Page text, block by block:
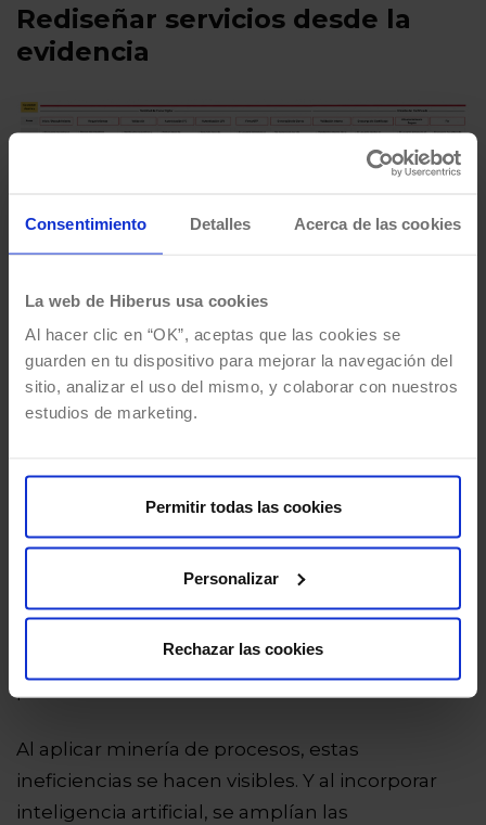
Consentimiento Detalles Acerca de las cookies
La web de Hiberus usa cookies
Al hacer clic en “OK”, aceptas que las cookies se
guarden en tu dispositivo para mejorar la navegación del
sitio, analizar el uso del mismo, y colaborar con nuestros
estudios de marketing.
Permitir todas las cookies
Personalizar
Rechazar las cookies
Rediseñar servicios desde la
evidencia
de un servicio público
Un ejemplo claro de esta aproximación se
administrativos. Procesos aparentemente
sencillos esconden, en realidad, una gran
complejidad operativa: picos de demanda que
manuales que ralentizan el flujo o
dependencias excesivas de determinados
Al aplicar minería de procesos, estas
ineficiencias se hacen visibles. Y al incorporar
inteligencia artificial, se amplían las